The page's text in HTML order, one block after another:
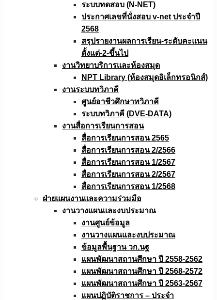
ระบบทดสอบ (N-NET)
ประกาศเลขที่นั่งสอบ v-net ประจำปี
2568
สรุปรายงานผลการเรียน-ระดับคะแนน
ตั้งแต่-2-ขึ้นไป
งานวิทยาบริการเเละห้องสมุด
NPT Library (ห้องสมุดอิเล็กทรอนิกส์)
งานระบบทวิภาคี
ศูนย์อาชีวศึกษาทวิภาคี
ระบบทวิภาคี (DVE-DATA)
งานสื่อการเรียนการสอน
สื่อการเรียนการสอน 2565
สื่อการเรียนการสอน 2/2566
สื่อการเรียนการสอน 1/2567
สื่อการเรียนการสอน 2/2567
สื่อการเรียนการสอน 1/2568
ฝ่ายแผนงานเเละความร่วมมือ
งานวางแผนเเละงบประมาณ
งานศูนย์ข้อมูล
งานวางแผนและงบประมาณ
ข้อมูลพื้นฐาน วก.นฐ
แผนพัฒนาสถานศึกษา ปี 2558-2562
แผนพัฒนาสถานศึกษา ปี 2568-2572
แผนพัฒนาสถานศึกษา ปี 2563-2567
แผนปฏิบัติราชการ – ประจำ